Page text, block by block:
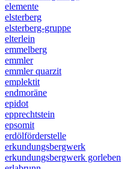
elemente
elsterberg
elsterberg-gruppe
elterlein
emmelberg
emmler
emmler quarzit
emplektit
endmoräne
epidot
epprechtstein
epsomit
erdölförderstelle
erkundungsbergwerk
erkundungsbergwerk gorleben